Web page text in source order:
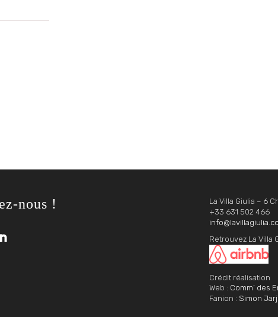
nous !
La Villa Giulia – 6
+33 631 502 466
Retrouvez La Villa
Crédit réalisation
Web : Comm’ des
Fanion : Simon